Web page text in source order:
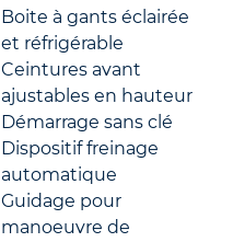
Boite à gants éclairée
et réfrigérable
Ceintures avant
ajustables en hauteur
Démarrage sans clé
Dispositif freinage
automatique
Guidage pour
manoeuvre de